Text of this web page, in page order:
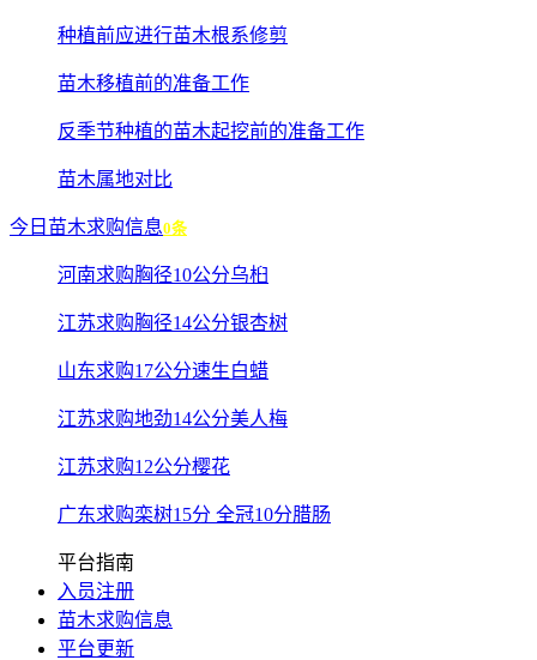
种植前应进行苗木根系修剪
苗木移植前的准备工作
反季节种植的苗木起挖前的准备工作
苗木属地对比
今日苗木求购信息0条
河南求购胸径10公分乌桕
江苏求购胸径14公分银杏树
山东求购17公分速生白蜡
江苏求购地劲14公分美人梅
江苏求购12公分樱花
广东求购栾树15分 全冠10分腊肠
平台指南
入员注册
苗木求购信息
平台更新